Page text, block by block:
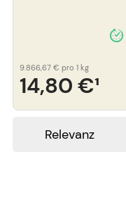
14,80 €¹
9.866,67 € pro 1 kg